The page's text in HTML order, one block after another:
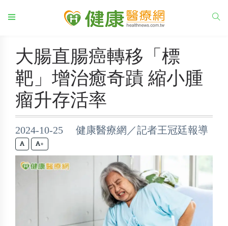
大腸直腸癌轉移「標
靶」增治癒奇蹟 縮小腫
瘤升存活率
2024-10-25 健康醫療網／記者王冠廷報導
+